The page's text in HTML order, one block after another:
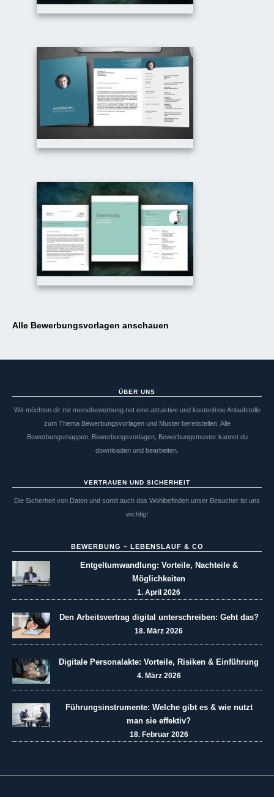
Alle Bewerbungsvorlagen anschauen
ÜBER UNS
Wir möchten dir mit meinebewerbung.net eine attraktive und kostenfreie Anlaufstelle
zum Thema Bewerbungsvorlagen und Muster bereitstellen. Alle
Bewerbungsmappen, Bewerbungsvorlagen, Bewerbungsmuster kannst du
downloaden und bearbeiten.
VERTRAUEN UND SICHERHEIT
Die Sicherheit von Daten und somit auch das Wohlbefinden unser Besucher ist uns
wichtig!
BEWERBUNG – LEBENSLAUF & CO
Entgeltumwandlung: Vorteile, Nachteile &
Möglichkeiten
1. April 2026
Den Arbeitsvertrag digital unterschreiben: Geht das?
18. März 2026
Digitale Personalakte: Vorteile, Risiken & Einführung
4. März 2026
Führungsinstrumente: Welche gibt es & wie nutzt
man sie effektiv?
18. Februar 2026